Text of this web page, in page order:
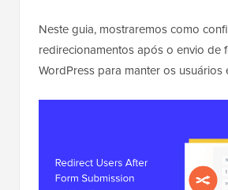
Neste guia, mostraremos como
redirecionamentos após o envio de
WordPress para manter os usuários